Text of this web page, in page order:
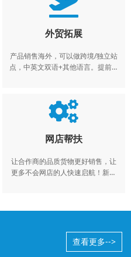
外贸拓展
产品销售海外，可以做跨境/独立站
点，中英文双语+其他语言。提前布
网店帮扶
让合作商的品质货物更好销售，让
更多不会网店的人快速启航！新手
查看更多-->